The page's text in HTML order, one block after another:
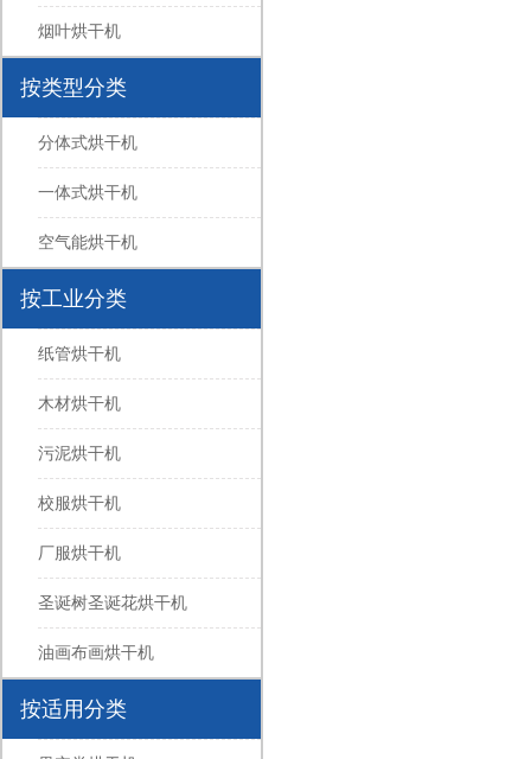
烟叶烘干机
按类型分类
分体式烘干机
一体式烘干机
空气能烘干机
按工业分类
纸管烘干机
木材烘干机
污泥烘干机
校服烘干机
厂服烘干机
圣诞树圣诞花烘干机
油画布画烘干机
按适用分类